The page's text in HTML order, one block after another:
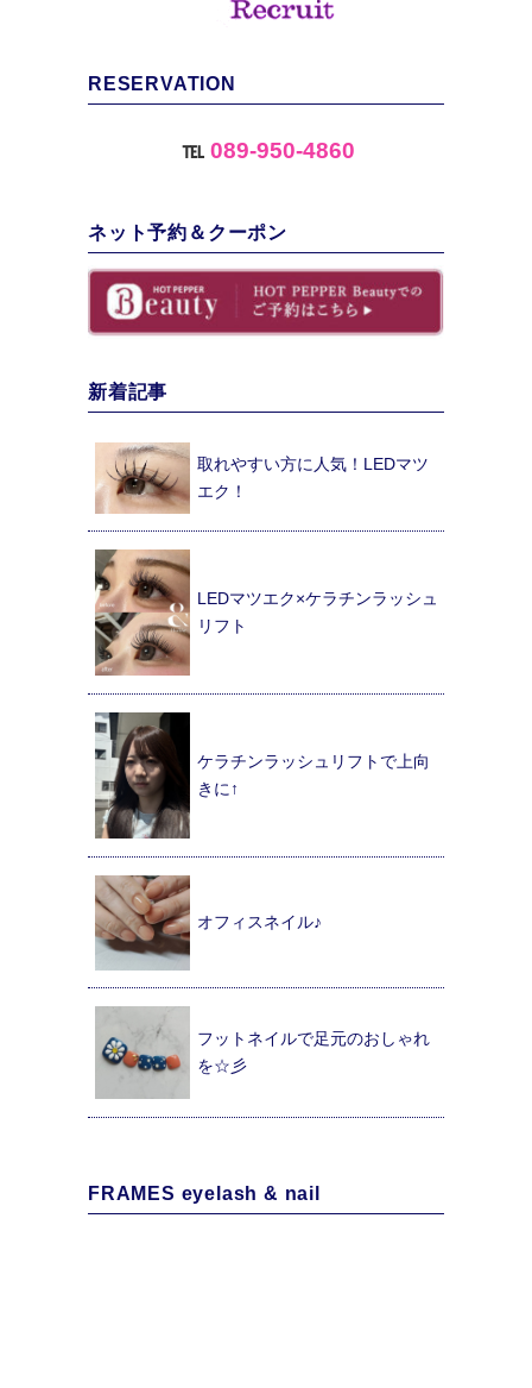
RESERVATION
℡ 089-950-4860
ネット予約＆クーポン
新着記事
取れやすい方に人気！LEDマツ
エク！
LEDマツエク×ケラチンラッシュ
リフト
ケラチンラッシュリフトで上向
きに↑
オフィスネイル♪
フットネイルで足元のおしゃれ
を☆彡
FRAMES eyelash & nail